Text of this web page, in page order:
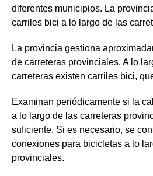
diferentes municipios. La
carriles bici a lo largo de las
La provincia gestiona
de carreteras provinciales. A lo
carreteras existen carriles bici,
Examinan periódicamente si la
a lo largo de las carreteras
suficiente. Si es necesario, se
conexiones para bicicletas a lo
provinciales.